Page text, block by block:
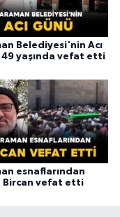
Belediyesi'nin Acı
49 yaşında vefat etti
esnaflarından
Bircan vefat etti